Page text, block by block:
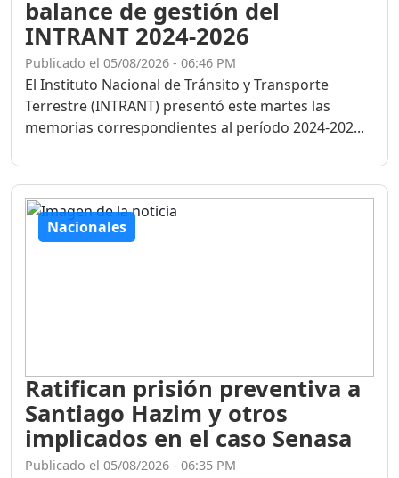
balance de gestión del
INTRANT 2024-2026
Publicado el 05/08/2026 - 06:46 PM
El Instituto Nacional de Tránsito y Transporte
Terrestre (INTRANT) presentó este martes las
memorias correspondientes al período 2024-202...
Nacionales
Ratifican prisión preventiva a
Santiago Hazim y otros
implicados en el caso Senasa
Publicado el 05/08/2026 - 06:35 PM